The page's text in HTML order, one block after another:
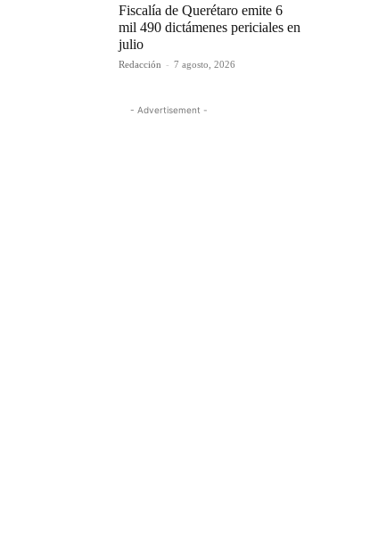
Fiscalía de Querétaro emite 6
mil 490 dictámenes periciales en
julio
Redacción - 7 agosto, 2026
- Advertisement -